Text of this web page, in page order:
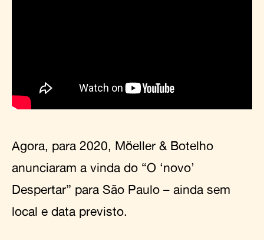
Agora, para 2020, Möeller & Botelho
anunciaram a vinda do “O ‘novo’
Despertar” para São Paulo – ainda sem
local e data previsto.